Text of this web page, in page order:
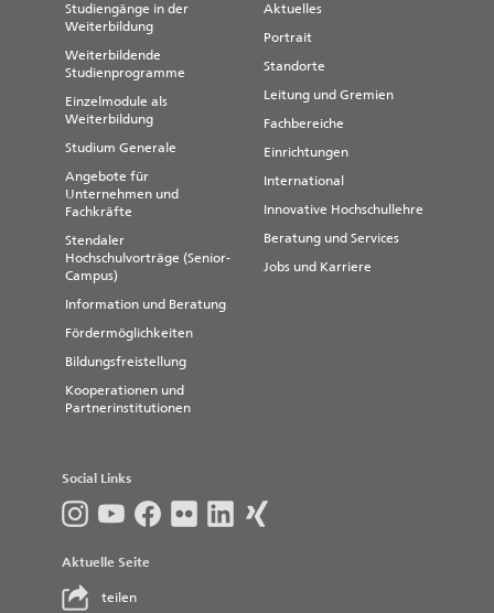
Studiengänge in der
Weiterbildung
Weiterbildende
Studienprogramme
Einzelmodule als
Weiterbildung
Studium Generale
Angebote für
Unternehmen und
Fachkräfte
Stendaler
Hochschulvorträge (Senior-
Campus)
Information und Beratung
Fördermöglichkeiten
Bildungsfreistellung
Kooperationen und
Partnerinstitutionen
Aktuelles
Portrait
Standorte
Leitung und Gremien
Fachbereiche
Einrichtungen
International
Innovative Hochschullehre
Beratung und Services
Jobs und Karriere
Social Links
Aktuelle Seite
teilen